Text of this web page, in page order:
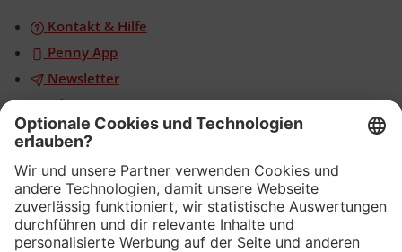
Kontakt & Hilfe
Penny App
Newsletter
WhatsApp
App